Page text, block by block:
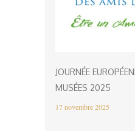
JOURNÉE
MUSÉES 2025
17 novembre 2025